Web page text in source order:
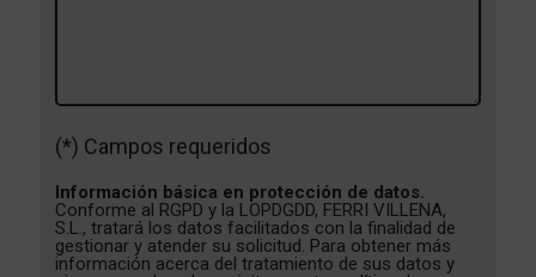
(*) Campos requeridos
Información básica en protección de datos.
Conforme al RGPD y la LOPDGDD, FERRI VILLENA,
S.L., tratará los datos facilitados con la finalidad de
gestionar y atender su solicitud. Para obtener más
información acerca del tratamiento de sus datos y